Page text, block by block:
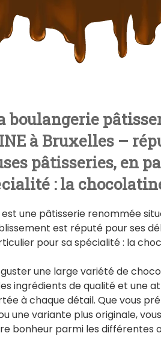
boulangerie
à Bruxelles –
pâtisseries, en
: la
est une pâtisserie renommée
est réputé pour ses
pour sa spécialité : la
une large variété de
ingrédients de qualité et une
à chaque détail. Que vous
une variante plus originale,
bonheur parmi les différentes